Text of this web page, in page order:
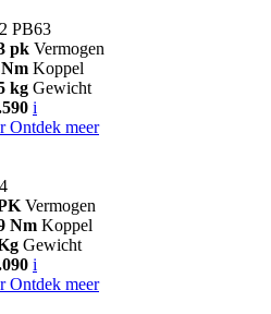
PB63
pk Vermogen
Koppel
kg Gewicht
i
Ontdek meer
Vermogen
Nm Koppel
Gewicht
i
Ontdek meer